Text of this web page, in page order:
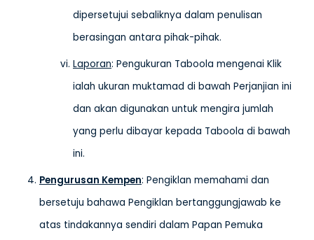
dipersetujui sebaliknya dalam penulisan
berasingan antara pihak-pihak.
Laporan: Pengukuran Taboola mengenai Klik
ialah ukuran muktamad di bawah Perjanjian ini
dan akan digunakan untuk mengira jumlah
yang perlu dibayar kepada Taboola di bawah
ini.
Pengurusan Kempen: Pengiklan memahami dan
bersetuju bahawa Pengiklan bertanggungjawab ke
atas tindakannya sendiri dalam Papan Pemuka